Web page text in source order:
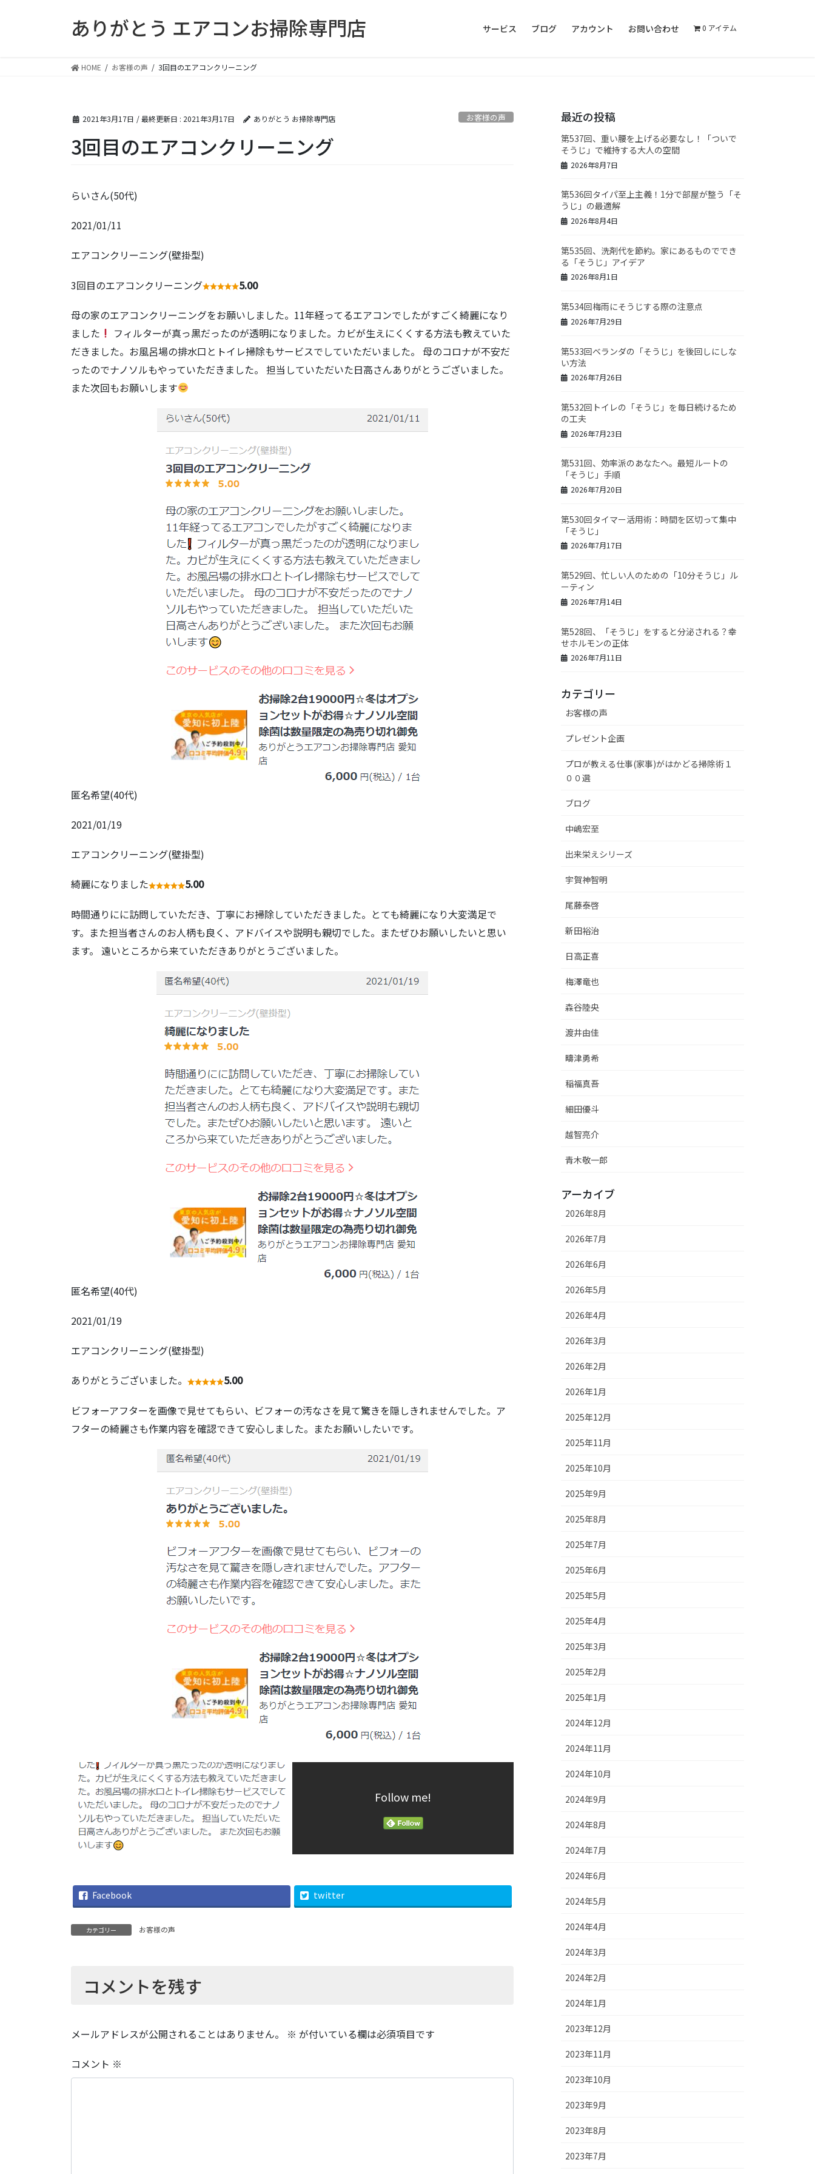
ありがとう エアコンお掃除専門店 サービス ブログ アカウント お問い合わせ 0 アイテム
HOME お客様の声 3回目のエアコンクリーニング
2021年3月17日 / 最終更新日 : 2021年3月17日 ありがとう お掃除専門店 お客様の声
3回目のエアコンクリーニング
らいさん(50代)
2021/01/11
エアコンクリーニング(壁掛型)
3回目のエアコンクリーニング 5.00
母の家のエアコンクリーニングをお願いしました。11年経ってるエアコンでしたがすごく綺麗になり
ました
フィルターが真っ黒だったのが透明になりました。カビが生えにくくする方法も教えていた
だきました。お風呂場の排水口とトイレ掃除もサービスでしていただいました。 母のコロナが不安だ
ったのでナノソルもやっていただきました。 担当していただいた日高さんありがとうございました。
また次回もお願いします
匿名希望(40代)
2021/01/19
エアコンクリーニング(壁掛型)
綺麗になりました 5.00
時間通りにに訪問していただき、丁寧にお掃除していただきました。とても綺麗になり大変満足で
す。また担当者さんのお人柄も良く、アドバイスや説明も親切でした。またぜひお願いしたいと思い
ます。 遠いところから来ていただきありがとうございました。
匿名希望(40代)
2021/01/19
エアコンクリーニング(壁掛型)
ありがとうございました。 5.00
ビフォーアフターを画像で見せてもらい、ビフォーの汚なさを見て驚きを隠しきれませんでした。ア
フターの綺麗さも作業内容を確認できて安心しました。またお願いしたいです。
Follow me!
Facebook twitter
カテゴリー お客様の声
コメントを残す
メールアドレスが公開されることはありません。 ※ が付いている欄は必須項目です
コメント ※
最近の投稿
第537回、重い腰を上げる必要なし！「ついで
そうじ」で維持する大人の空間
2026年8月7日
第536回タイパ至上主義！1分で部屋が整う「そ
うじ」の最適解
2026年8月4日
第535回、洗剤代を節約。家にあるものででき
る「そうじ」アイデア
2026年8月1日
第534回梅雨にそうじする際の注意点
2026年7月29日
第533回ベランダの「そうじ」を後回しにしな
い方法
2026年7月26日
第532回トイレの「そうじ」を毎日続けるため
の工夫
2026年7月23日
第531回、効率派のあなたへ。最短ルートの
「そうじ」手順
2026年7月20日
第530回タイマー活用術：時間を区切って集中
「そうじ」
2026年7月17日
第529回、忙しい人のための「10分そうじ」ル
ーティン
2026年7月14日
第528回、「そうじ」をすると分泌される？幸
せホルモンの正体
2026年7月11日
カテゴリー
お客様の声
プレゼント企画
プロが教える仕事(家事)がはかどる掃除術１
００選
ブログ
中嶋宏至
出来栄えシリーズ
宇賀神智明
尾藤泰啓
新田裕治
日高正喜
梅澤竜也
森谷陸央
渡井由佳
疇津勇希
稲福真吾
細田優斗
越智亮介
青木敬一郎
アーカイブ
2026年8月
2026年7月
2026年6月
2026年5月
2026年4月
2026年3月
2026年2月
2026年1月
2025年12月
2025年11月
2025年10月
2025年9月
2025年8月
2025年7月
2025年6月
2025年5月
2025年4月
2025年3月
2025年2月
2025年1月
2024年12月
2024年11月
2024年10月
2024年9月
2024年8月
2024年7月
2024年6月
2024年5月
2024年4月
2024年3月
2024年2月
2024年1月
2023年12月
2023年11月
2023年10月
2023年9月
2023年8月
2023年7月